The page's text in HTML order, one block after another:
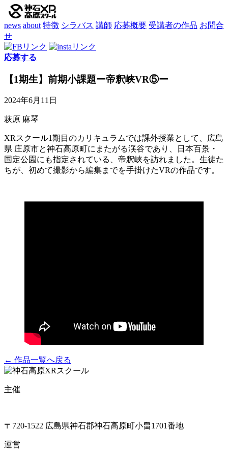
news about 特徴 シラバス 講師 応募概要 受講者の作品 お問合
せ
応募する
【1期生】前期小課題ー帝釈峡VR⑤ー
2024年6月11日
萩原 麻琴
XRスクール1期目のカリキュラムでは課外授業として、広島
県 庄原市と神石高原町にまたがる渓谷であり、日本百景・
国定公園にも指定されている、帝釈峡を訪れました。生徒た
ちが、初めて撮影から編集までを手掛けたVRの作品です。
← 作品一覧へ戻る
主催
〒720-1522 広島県神石郡神石高原町小畠1701番地
運営